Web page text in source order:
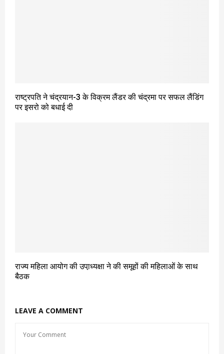
राष्ट्रपति ने चंद्रयान-3 के विक्रम लैंडर की चंद्रमा पर सफल लैंडिंग
पर इसरो को बधाई दी
राज्य महिला आयोग की उपा़ध्यक्षा ने की समूहों की महिलाओं के साथ
बैठक
LEAVE A COMMENT